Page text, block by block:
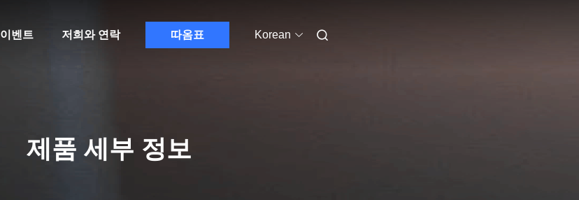
이벤트 저희와 연락 따옴표 Korean
제품 세부 정보